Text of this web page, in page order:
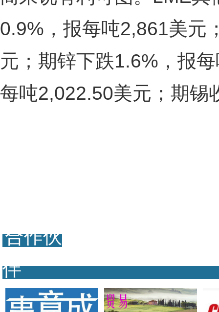
0.9%，报每吨2,861美元
元；期锌下跌1.6%，报
每吨2,022.50美元；期锡
合作伙
伴